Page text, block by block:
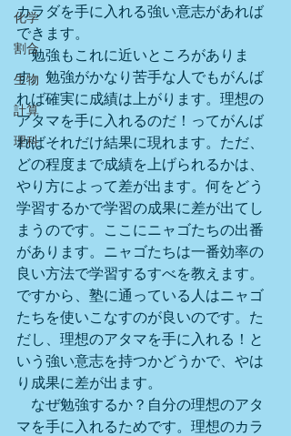
化学
割合
生物
計算
理科
カラダを手に入れる強い意志があれば
できます。
勉強もこれに近いところがありま
す。勉強がかなり苦手な人でもがんば
れば確実に成績は上がります。理想の
アタマを手に入れるのだ！ってがんば
ればそれだけ結果に現れます。ただ、
どの程度まで成績を上げられるかは、
やり方によって差が出ます。何をどう
学習するかで学習の成果に差が出てし
まうのです。ここにニャゴたちの出番
があります。ニャゴたちは一番効率の
良い方法で学習するすべを教えます。
ですから、塾に通っている人はニャゴ
たちを使いこなすのが良いのです。た
だし、理想のアタマを手に入れる！と
いう強い意志を持つかどうかで、やは
り成果に差が出ます。
なぜ勉強するか？自分の理想のアタ
マを手に入れるためです。理想のカラ